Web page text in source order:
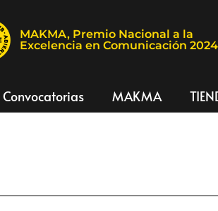
MAKMA, Premio Nacional a la
Excelencia en Comunicación 2024
Convocatorias MAKMA